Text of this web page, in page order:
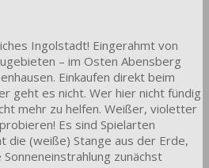
Ingolstadt! Eingerahmt von
– im Osten Abensberg
Einkaufen direkt beim
geht es nicht. Wer hier nicht fündig
mehr zu helfen. Weißer, violetter
Es sind Spielarten
die (weiße) Stange aus der Erde,
zunächst